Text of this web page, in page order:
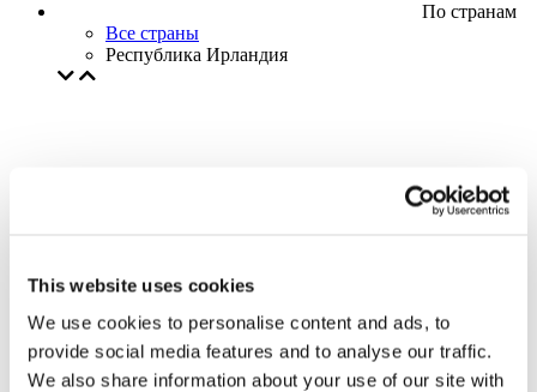
This website uses cookies
We use cookies to personalise content and ads, to
provide social media features and to analyse our traffic.
We also share information about your use of our site with
По странам
Все страны
Республика Ирландия